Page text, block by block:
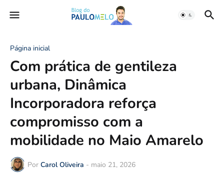
Página inicial
Com prática de gentileza
urbana, Dinâmica
Incorporadora reforça
compromisso com a
mobilidade no Maio Amarelo
Por Carol Oliveira - maio 21, 2026